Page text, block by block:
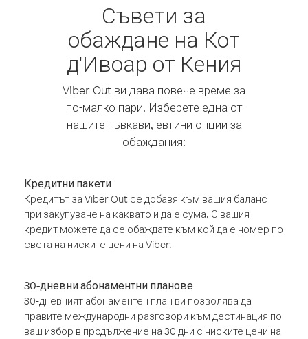
Съвети за
обаждане на Кот
д'Ивоар от Кения
Viber Out ви дава повече време за
по-малко пари. Изберете една от
нашите гъвкави, евтини опции за
обаждания:
Кредитни пакети
Кредитът за Viber Out се добавя към вашия баланс
при закупуване на каквато и да е сума. С вашия
кредит можете да се обаждате към кой да е номер по
света на ниските цени на Viber.
30-дневни абонаментни планове
30-дневният абонаментен план ви позволява да
правите международни разговори към дестинация по
ваш избор в продължение на 30 дни с ниските цени на